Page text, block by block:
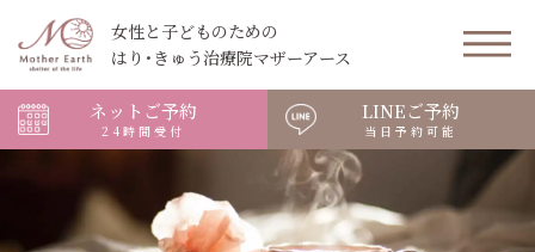
女性と子どものための
はり･きゅう治療院マザーアース
ネットご予約
24時間受付
LINEご予約
当日予約可能